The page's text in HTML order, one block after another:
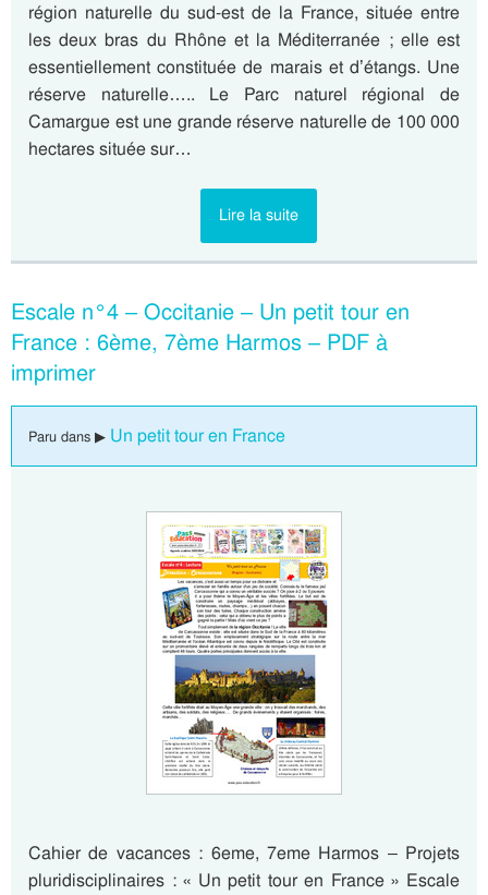
région naturelle du sud-est de la France, située entre
les deux bras du Rhône et la Méditerranée ; elle est
essentiellement constituée de marais et d’étangs. Une
réserve naturelle….. Le Parc naturel régional de
Camargue est une grande réserve naturelle de 100 000
hectares située sur…
Lire la suite
Escale n°4 – Occitanie – Un petit tour en
France : 6ème, 7ème Harmos – PDF à
imprimer
Paru dans ▶ Un petit tour en France
Cahier de vacances : 6eme, 7eme Harmos – Projets
pluridisciplinaires : « Un petit tour en France » Escale